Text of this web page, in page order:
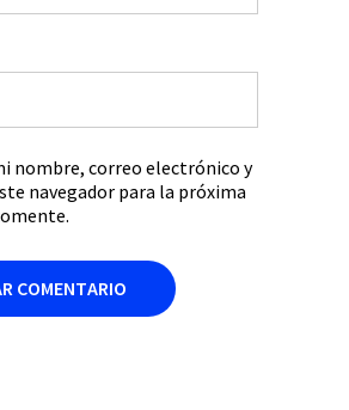
nombre, correo electrónico y
navegador para la próxima